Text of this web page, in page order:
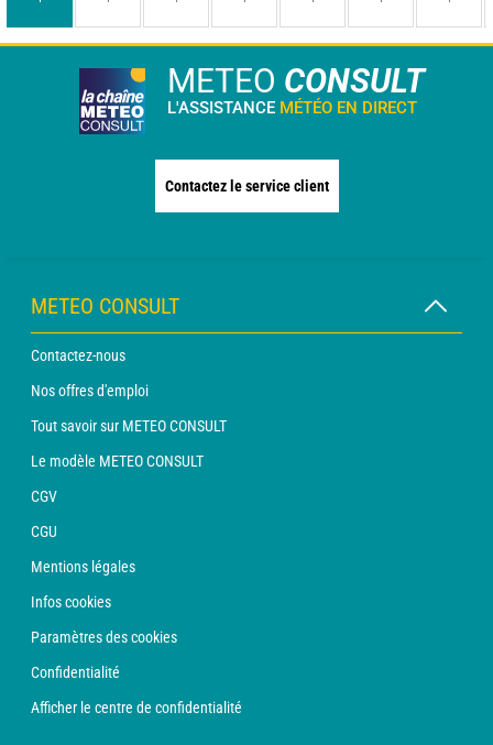
METEO CONSULT
L'ASSISTANCE MÉTÉO EN DIRECT
Contactez le service client
METEO CONSULT
Contactez-nous
Nos offres d'emploi
Tout savoir sur METEO CONSULT
Le modèle METEO CONSULT
CGV
CGU
Mentions légales
Infos cookies
Paramètres des cookies
Confidentialité
Afficher le centre de confidentialité